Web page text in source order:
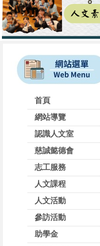
首頁
網站導覽
認識人文室
慈誠懿德會
志工服務
人文課程
人文活動
參訪活動
助學金